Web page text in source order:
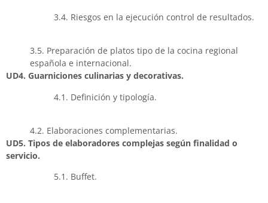
3.4. Riesgos en la ejecución control de resultados.
3.5. Preparación de platos tipo de la cocina regional
española e internacional.
UD4. Guarniciones culinarias y decorativas.
4.1. Definición y tipología.
4.2. Elaboraciones complementarias.
UD5. Tipos de elaboradores complejas según finalidad o
servicio.
5.1. Buffet.